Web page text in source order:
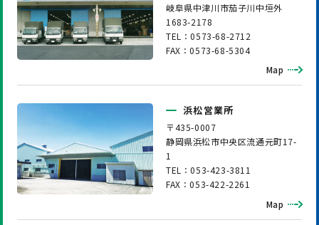
岐阜県中津川市茄子川中垣外
1683-2178
TEL：0573-68-2712
FAX：0573-68-5304
Map
浜松営業所
〒435-0007
静岡県浜松市中央区流通元町17-
1
TEL：053-423-3811
FAX：053-422-2261
Map